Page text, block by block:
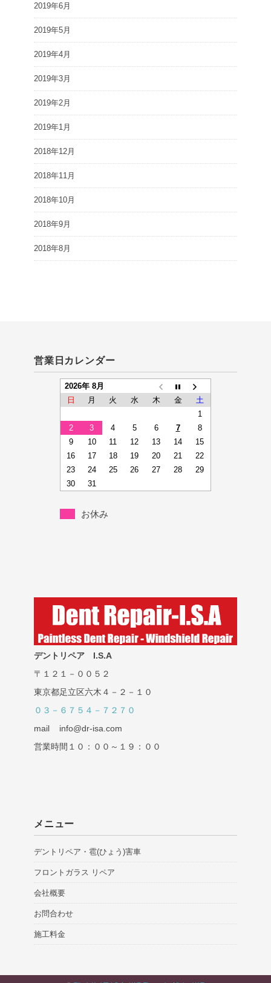
2019年6月
2019年5月
2019年4月
2019年3月
2019年2月
2019年1月
2018年12月
2018年11月
2018年10月
2018年9月
2018年8月
営業日カレンダー
2026年 8月
日
月 火 水 木 金
土
1
2
3 4 5 6 7
8
9
10 11 12 13 14
15
16
17 18 19 20 21
22
23
24 25 26 27 28
29
30
31
お休み
デントリペア I.S.A
〒１２１－００５２
東京都足立区六木４－２－１０
０３－６７５４－７２７０
mail info@dr-isa.com
営業時間１０：００～１９：００
メニュー
デントリペア・雹(ひょう)害車
フロントガラス リペア
会社概要
お問合わせ
施工料金